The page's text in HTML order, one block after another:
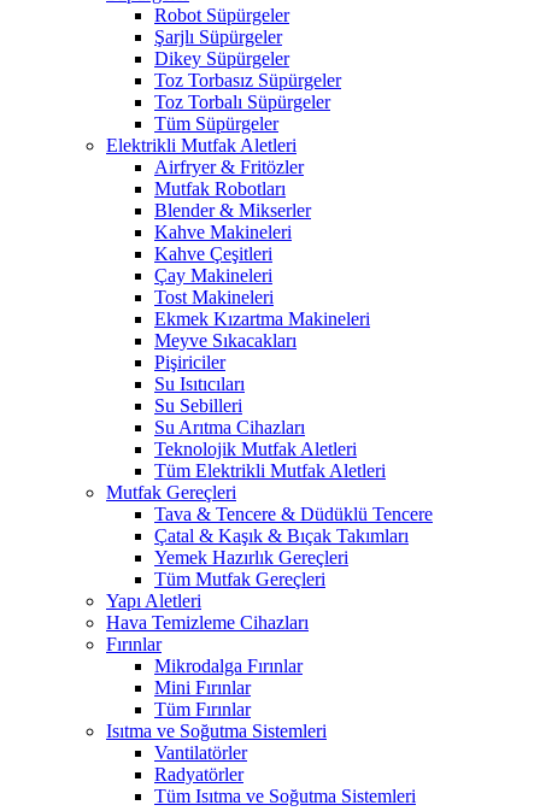
Robot Süpürgeler
Şarjlı Süpürgeler
Dikey Süpürgeler
Toz Torbasız Süpürgeler
Toz Torbalı Süpürgeler
Tüm Süpürgeler
Elektrikli Mutfak Aletleri
Airfryer & Fritözler
Mutfak Robotları
Blender & Mikserler
Kahve Makineleri
Kahve Çeşitleri
Çay Makineleri
Tost Makineleri
Ekmek Kızartma Makineleri
Meyve Sıkacakları
Pişiriciler
Su Isıtıcıları
Su Sebilleri
Su Arıtma Cihazları
Teknolojik Mutfak Aletleri
Tüm Elektrikli Mutfak Aletleri
Mutfak Gereçleri
Tava & Tencere & Düdüklü Tencere
Çatal & Kaşık & Bıçak Takımları
Yemek Hazırlık Gereçleri
Tüm Mutfak Gereçleri
Yapı Aletleri
Hava Temizleme Cihazları
Fırınlar
Mikrodalga Fırınlar
Mini Fırınlar
Tüm Fırınlar
Isıtma ve Soğutma Sistemleri
Vantilatörler
Radyatörler
Tüm Isıtma ve Soğutma Sistemleri